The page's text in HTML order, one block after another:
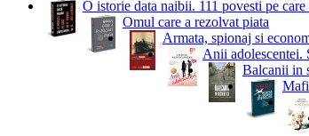
O istorie data naibii. 111 povesti pe care
Omul care a rezolvat piata
Armata, spionaj si
Anii adolescentei.
Balcanii in